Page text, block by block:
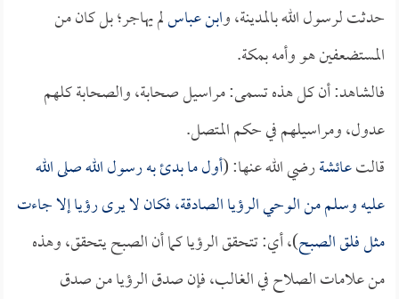
حدثت لرسول الله بالمدينة، وابن عباسلم يهاجر؛ بل كان من
المستضعفين هو وأمه بمكة.
فالشاهد: أن كل هذه تسمى: مراسيل صحابة، والصحابة كلهم
عدول، ومراسيلهم في حكم المتصل.
قالتعائشةرضي الله عنها: (أول ما بدئ به رسول الله صلى الله
عليه وسلم من الوحي الرؤيا الصادقة، فكان لا يرى رؤيا إلا جاءت
مثل فلق الصبح)، أي: تتحقق الرؤيا كما أن الصبح يتحقق، وهذه
من علامات الصلاح في الغالب، فإن صدق الرؤيا من صدق